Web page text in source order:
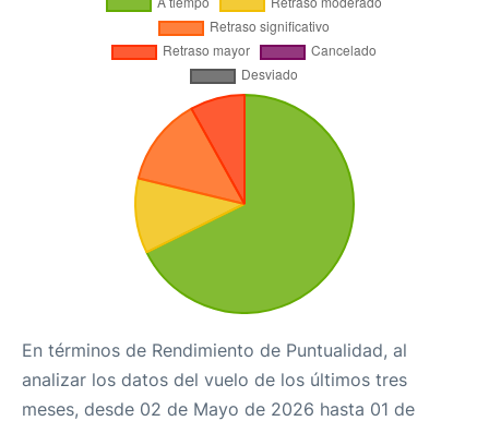
En términos de Rendimiento de Puntualidad, al
analizar los datos del vuelo de los últimos tres
meses, desde 02 de Mayo de 2026 hasta 01 de